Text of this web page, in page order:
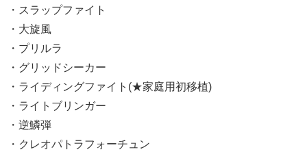
・スラップファイト
・大旋風
・プリルラ
・グリッドシーカー
・ライディングファイト(★家庭用初移植)
・ライトブリンガー
・逆鱗弾
・クレオパトラフォーチュン